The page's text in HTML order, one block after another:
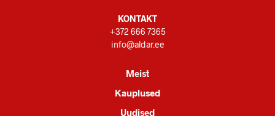
KONTAKT
+372 666 7365
info@aldar.ee
Meist
Kauplused
Uudised